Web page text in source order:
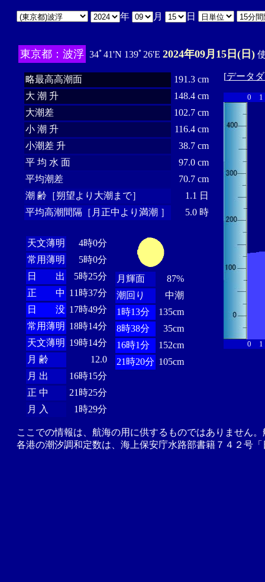
年 月 日
東京都：波浮 34ﾟ41'N 139ﾟ26'E 2024年09月15日(日)
略最高高潮面
191.3 cm
大 潮 升
148.4 cm
大潮差
102.7 cm
小 潮 升
116.4 cm
小潮差 升
38.7 cm
平 均 水 面
97.0 cm
平均潮差
70.7 cm
潮 齢［朔望より大潮まで］
1.1 日
平均高潮間隔［月正中より満潮 ］
5.0 時
天文薄明
4時0分
常用薄明
5時0分
日 出
5時25分
正 中 11時37分
日 没 17時49分
常用薄明 18時14分
天文薄明 19時14分
月 齢
12.0
月 出
16時15分
正 中
21時25分
月 入
1時29分
月輝面
87%
潮回り
中潮
1時13分
135cm
8時38分
35cm
16時1分
152cm
21時20分 105cm
[データ
0 1
0 1
ここでの情報は、航海の用に供するものではありません
各港の潮汐調和定数は、海上保安庁水路部書籍７４２号